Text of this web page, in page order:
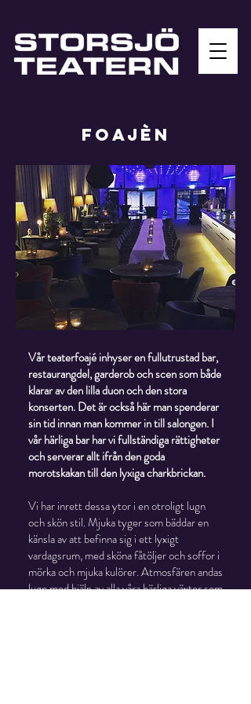
FOAJÈN
Vår teaterfoajé inhyser en fullutrustad bar,
restaurangdel, garderob och scen som både
klarar av den lilla duon och den stora
konserten. Det är också här man spenderar
sin tid innan man kommer in till salongen. I
vår härliga bar har vi fullständiga rättigheter
och serverar allt ifrån den goda
morotskakan till den lyxiga charkbrickan.
Vi har inrett dessa ytor i en otroligt lugn
och skön stil. Mjuka tyger som bäddar en
känsla av att befinna sig i ett lyxigt
vardagsrum, med sköna fåtöljer och soffor i
mörka och mjuka kulörer. Atmosfären andas
lugn med hjälp av alla våra härliga växter som